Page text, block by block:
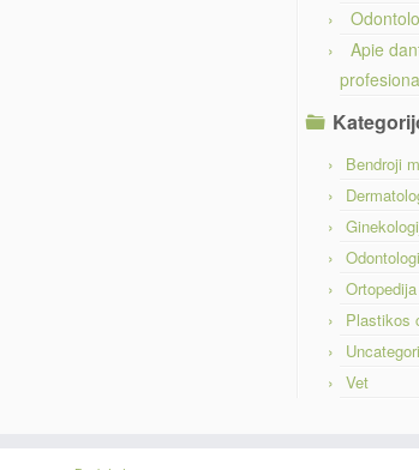
Apie
Bendroji
Ortopedija
Plastikos
Vet